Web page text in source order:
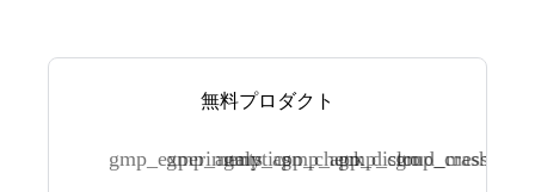
無料プロダクト
gmp_experiments
gmp_analytics
gmp_app_check
gmp_app_distro
gmp_cloud_messaging
gmp_crashlytics